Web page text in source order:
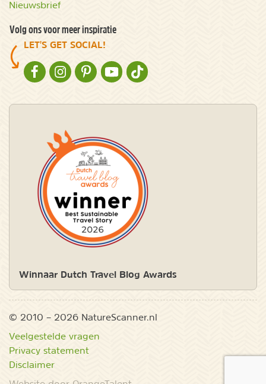
Nieuwsbrief
Volg ons voor meer inspiratie
LET'S GET SOCIAL!
NATURESCANNER OP FACEBOOK
NATURESCANNER OP INSTAGRAM
NATURESCANNER OP PINTEREST
NATURESCANNER OP YOUTUBE
NATURESCANNER OP TIKTOK
Winnaar Dutch Travel Blog Awards
© 2010 – 2026 NatureScanner.nl
Veelgestelde vragen
Privacy statement
Disclaimer